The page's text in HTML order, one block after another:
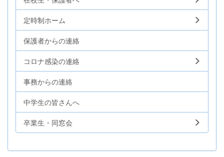
定時制ホーム
保護者からの連絡
コロナ感染の連絡
事務からの連絡
中学生の皆さんへ
卒業生・同窓会